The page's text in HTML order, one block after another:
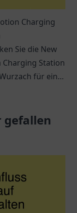
Charging
Sie die New
Station
für eine
gefallen